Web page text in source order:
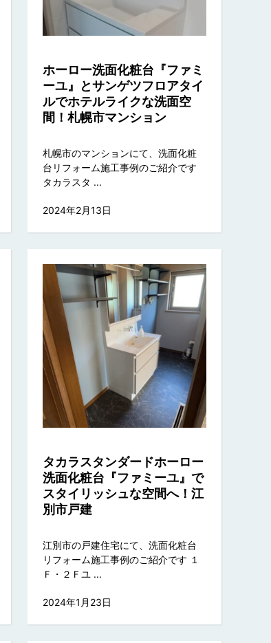
ホーロー洗面化粧台『ファミ
ーユ』とサンゲツフロアタイ
ルでホテルライクな洗面空
間！札幌市マンション
札幌市のマンションにて、洗面化粧
台リフォーム施工事例のご紹介です
タカラスタ ...
2024年2月13日
タカラスタンダードホーロー
洗面化粧台『ファミーユ』で
スタイリッシュな空間へ！江
別市戸建
江別市の戸建住宅にて、洗面化粧台
リフォーム施工事例のご紹介です １
Ｆ・２Ｆユ ...
2024年1月23日